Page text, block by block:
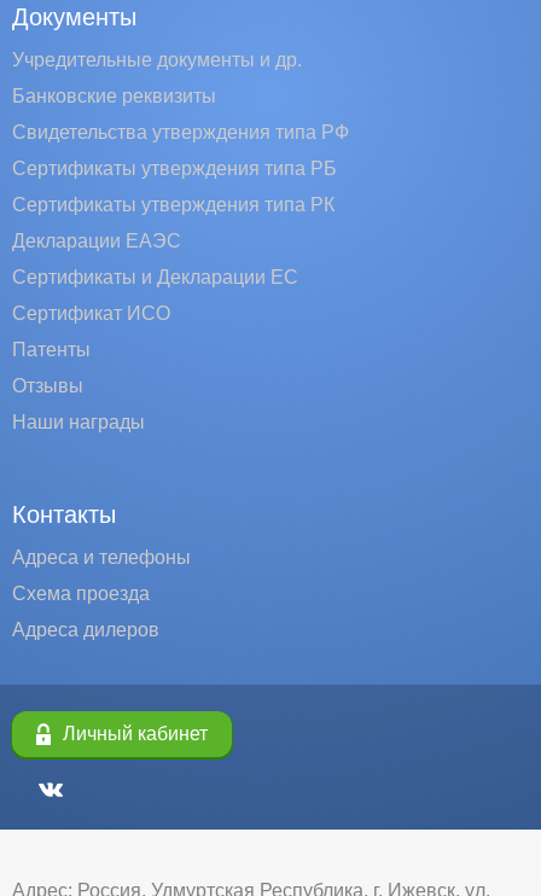
Документы
Учредительные документы и др.
Банковские реквизиты
Свидетельства утверждения типа РФ
Сертификаты утверждения типа РБ
Сертификаты утверждения типа РК
Декларации ЕАЭС
Сертификаты и Декларации EC
Сертификат ИСО
Патенты
Отзывы
Наши награды
Контакты
Адреса и телефоны
Схема проезда
Адреса дилеров
Личный кабинет
Адрес: Россия, Удмуртская Республика, г. Ижевск, ул.